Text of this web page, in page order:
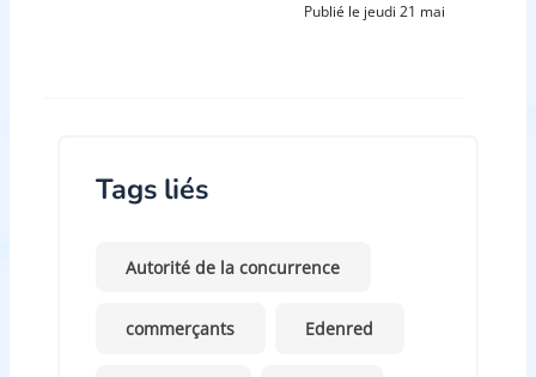
Publié le jeudi 21 mai
Tags liés
Autorité de la concurrence
commerçants Edenred